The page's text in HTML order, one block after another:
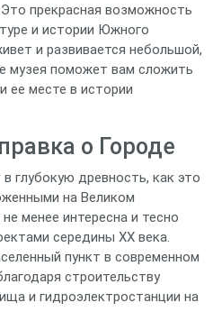
прекрасная возможность
и истории Южного
и развивается небольшой,
музея поможет вам сложить
ее месте в истории
о Городе
глубокую древность, как это
на Великом
менее интересна и тесно
середины XX века.
пункт в современном
строительству
и гидроэлектростанции на